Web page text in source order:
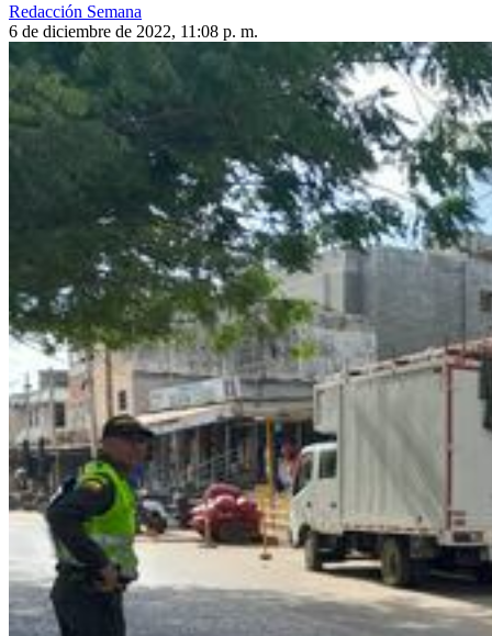
Redacción Semana
6 de diciembre de 2022, 11:08 p. m.